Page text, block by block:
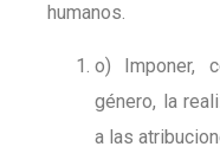
humanos.
o) Imponer,
género, la
a las